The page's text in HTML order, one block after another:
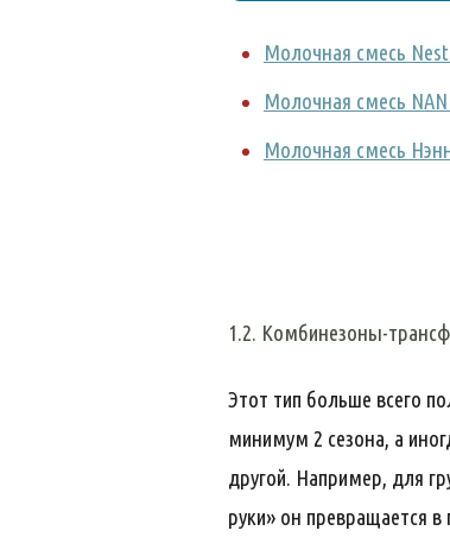
Молочная смесь
Молочная смесь
Молочная смесь
1.2. Комбинезоны-
Этот тип больше всего
минимум 2 сезона, а
другой. Например, для
руки» он превращается